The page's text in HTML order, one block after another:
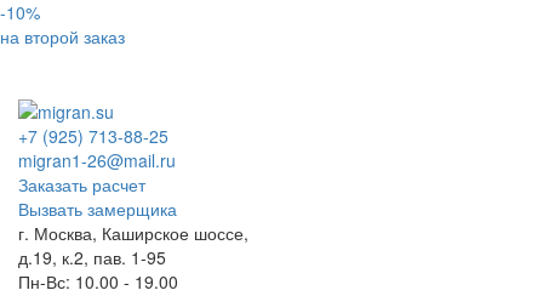
-10%
на второй заказ
+7 (925) 713-88-25
migran1-26@mail.ru
Заказать расчет
Вызвать замерщика
г. Москва, Каширское шоссе,
д.19, к.2, пав. 1-95
Пн-Вс: 10.00 - 19.00